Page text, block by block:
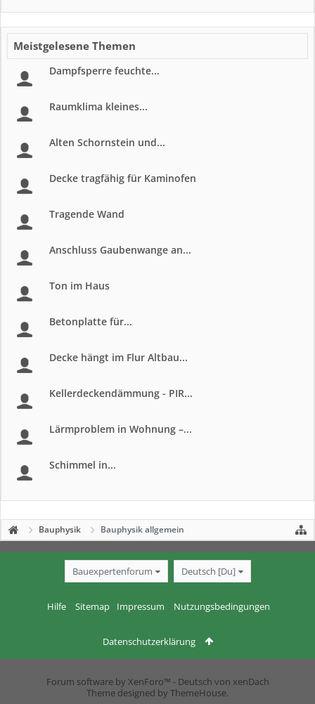
Meistgelesene Themen
Dampfsperre feuchte...
Raumklima kleines...
Alten Schornstein und...
Decke tragfähig für Kaminofen
Tragende Wand
Anschluss Gaubenwange an...
Ton im Haus
Betonplatte für...
Decke hängt im Flur Altbau...
Kellerdeckendämmung - PIR...
Lärmproblem in Wohnung –...
Schimmel in...
Bauphysik Bauphysik allgemein
Bauexpertenforum Deutsch [Du]
Hilfe Sitemap Impressum Nutzungsbedingungen
Datenschutzerklärung
Forum software by XenForo™ - Deutsch von xenDach
Theme designed by ThemeHouse.